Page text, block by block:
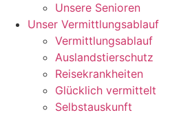
Unsere Senioren
Unser Vermittlungsablauf
Vermittlungsablauf
Auslandstierschutz
Reisekrankheiten
Glücklich vermittelt
Selbstauskunft